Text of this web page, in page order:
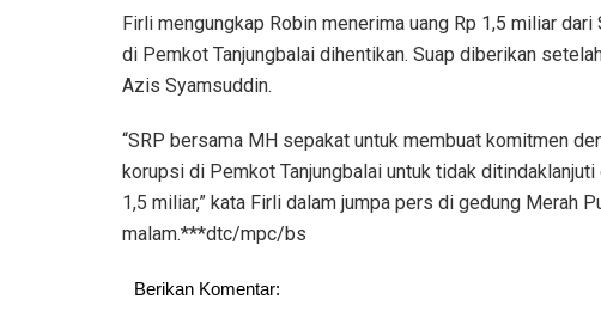
Firli mengungkap Robin menerima uang Rp 1,5 miliar
di Pemkot Tanjungbalai dihentikan. Suap diberikan
Azis Syamsuddin.
“SRP bersama MH sepakat untuk membuat komitmen
korupsi di Pemkot Tanjungbalai untuk tidak
1,5 miliar,” kata Firli dalam jumpa pers di gedung Merah
malam.***dtc/mpc/bs
Berikan Komentar: